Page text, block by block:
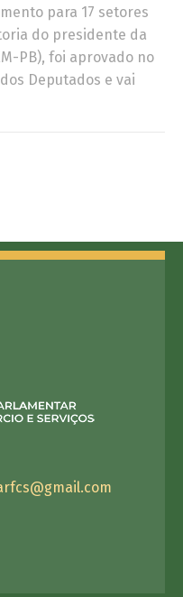
para 17 setores
do presidente da
PB), foi aprovado no
Deputados e vai